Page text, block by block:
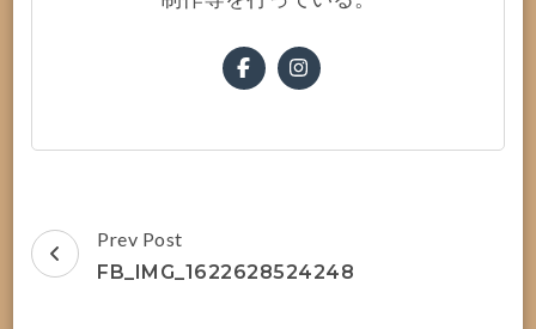
Post
Navigation
Prev Post
FB_IMG_1622628524248